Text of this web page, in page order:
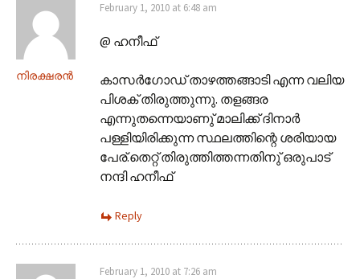
നിരക്ഷരന്‍
February 1, 2010 at 6:48 am
@ ഹനീഫ്
കാസര്‍ഗോഡ് താഴത്തങ്ങാടി എന്ന വലിയ
പിശക് തിരുത്തുന്നു. തളങ്ങര
എന്നുതന്നെയാണു്‌ മാലിക്ക് ദിനാര്‍
പള്ളിയിരിക്കുന്ന സ്ഥലത്തിന്റെ ശരിയായ
പേര്.തെറ്റ് തിരുത്തിത്തന്നതിനു്‌ ഒരുപാട്
നന്ദി ഹനീഫ്
Reply
February 1, 2010 at 7:26 am